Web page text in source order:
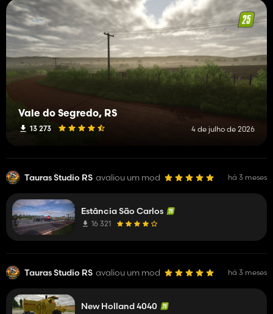
Vale do Segredo, RS
13 273 4 de julho de 2026
Tauras Studio RS avaliou um mod há 3 meses
Estância São Carlos
16 321
Tauras Studio RS avaliou um mod há 3 meses
New Holland 4040